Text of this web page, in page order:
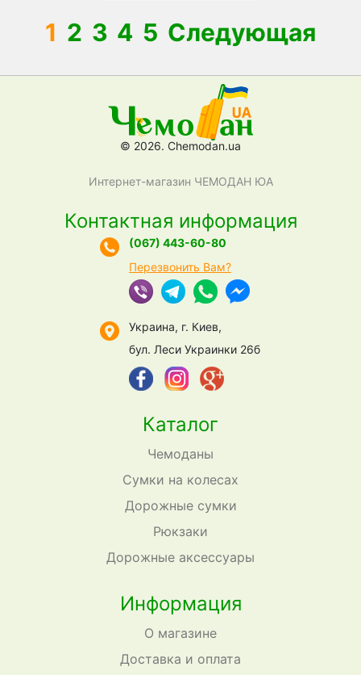
1 2 3 4 5 Следующая
© 2026. Chemodan.ua
Интернет-магазин ЧЕМОДАН ЮА
Каталог
Чемоданы
Сумки на колесах
Дорожные сумки
Рюкзаки
Дорожные аксессуары
Информация
О магазине
Доставка и оплата
Контактная информация
(067) 443-60-80
Перезвонить Вам?
Украина, г. Киев,
бул. Леси Украинки 26б